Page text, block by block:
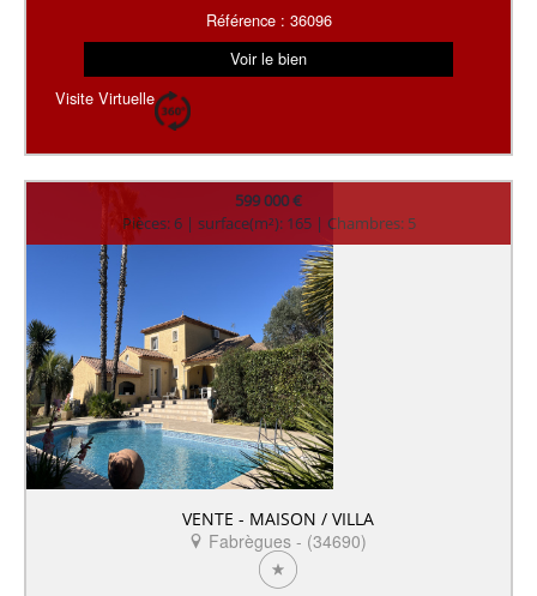
Référence : 36096
Voir le bien
Visite Virtuelle
599 000 €
Pièces: 6 | surface(m²): 165 | Chambres: 5
VENTE - MAISON / VILLA
Fabrègues - (34690)